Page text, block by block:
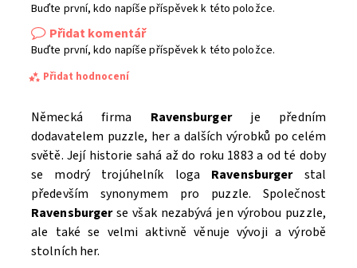
Buďte první, kdo napíše příspěvek k této položce.
Přidat komentář
Buďte první, kdo napíše příspěvek k této položce.
Přidat hodnocení
Německá firma Ravensburgerje předním
dodavatelem puzzle, her a dalších výrobků po celém
světě. Její historie sahá až do roku 1883 a od té doby
se modrý trojúhelník loga Ravensburgerstal
především synonymem pro puzzle. Společnost
Ravensburgerse však nezabývá jen výrobou puzzle,
ale také se velmi aktivně věnuje vývoji a výrobě
stolních her.